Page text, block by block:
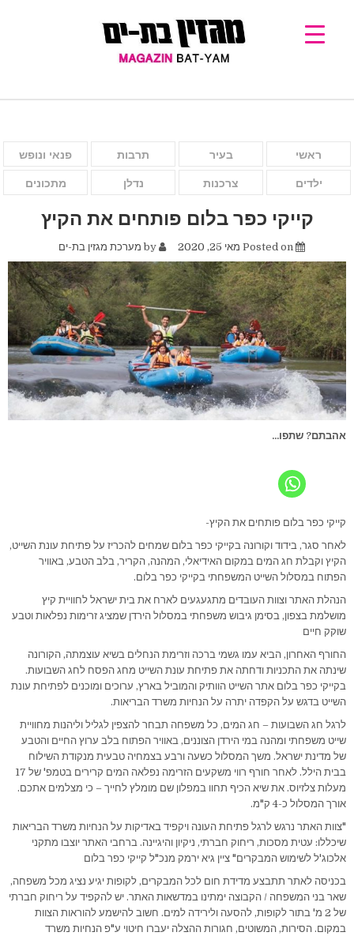
ראשי בעיר תרבות פנאי ונופש
ילדים צרכנות נדלן מתכונים
קייקי כפר בלום פותחים את הקיץ
מאי 25, 2020 מערכת מגזין בת-ים
אהבתם? שתפו...
קייקי כפר בלום פותחים את הקיץ-
לאחר סגר, בידוד וקורונה בקייקי כפר בלום שמחים להכריז על פתיחת עונת השייט,
הקיץ וקבלת חג המים במקום האידיאלי, המהנה, הקריר, בלב הטבע, באוויר
הפתוח במסלול השייט המשפחתי בקייקי כפר בלום.
הנהלת האתר וצוות העובדים מתגעגעים לארח את בית ישראל לחוויית קיץ
מושלמת בצפון, בסימן גיבוש משפחתי במסלול הירדן שמציג זרימות נפלאות וטבע
שוקק חיים
החורף האחרון, הביא עמו גשמי ברכה וזרימת הנחלים בשיא עוצמתה, הקורונה
שינתה את התכניות ודחתה את פתיחת עונת השייט מחג הפסח לחג השבועות.
בקייקי כפר בלום אתר השייט הוותיק והמוביל בארץ, ערוכים ומוכנים לפתיחת עונת
השייט בדגש על הקפדה יתרה על הנחיות משרד הבריאות.
לרגל חג השבועות – חג המים, כל משפחה תבחר להצפין לגליל וליהנות מחוויית
שייט משפחתי ומהנה במי הירדן הצוננים, באוויר הפתוח בלב ערוץ החיים והטבע
של מדינת ישראל. משך המסלול כשעה ורבע בצמחיה טבעית מנקודת השילוח
בבית הילל. לאחר חורף רווי משקעים הזרימה נפלאה המים קרירים בטמפ' של 17
מעלות צלזיוס. את שיא הכיף תחוו במפלון שם מומלץ לחייך – כי מצלמים אתכם.
אורך המסלול כ-4 ק"מ.
"צוות האתר נרגש לרגל פתיחת העונה ויקפיד באדיקות על הנחיות משרד הבריאות
שיכללו: עטית מסכות, ריחוק חברתי, ניקיון והיגיינה. ברחבי האתר יוצבו מתקני
אלכוג'ל לשימוש המבקרים" ציין גיא ירמק מנכ"ל קייקי כפר בלום
בכניסה לאתר תתבצע מדידת חום לכל המבקרים, לקופות יגיע נציג מכל משפחה,
שאר בני המשפחה / הקבוצה ימתינו במדשאות האתר. יש להקפיד על ריחוק חברתי
של 2 מ' בתור לקופות, להסעה ולירידה למים. חשוב להישמע להוראות הצוות
במקום. הסירות, המשוטים, חגורות ההצלה יעברו חיטוי ע"פ הנחיות משרד